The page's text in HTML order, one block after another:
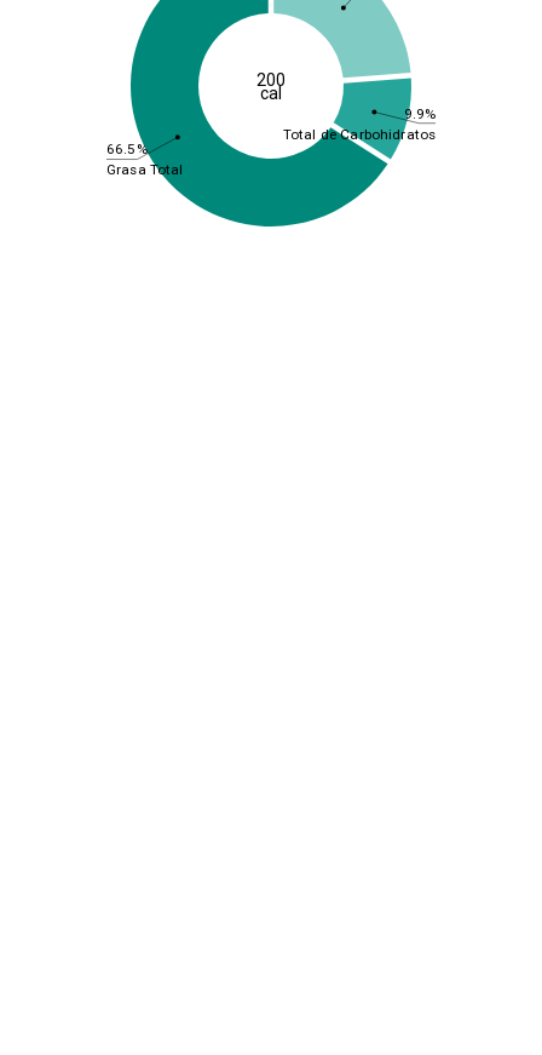
9.9%
66.5%
Total de Carbohidratos
Grasa Total
200
cal